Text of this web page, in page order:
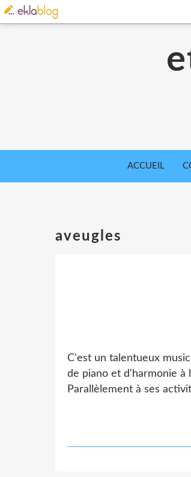
ACCUEIL
aveugles
C'est un talentueux
de piano et d'harmonie à
Parallèlement à ses